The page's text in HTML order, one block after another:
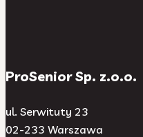
ProSenior Sp. z.o.o.
ul. Serwituty 23
02-233 Warszawa